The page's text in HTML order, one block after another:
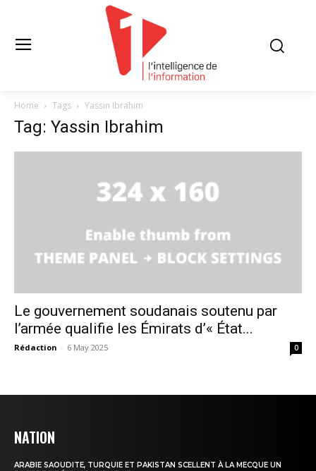
Home Tags Yassin Ibrahim
Tag: Yassin Ibrahim
Le gouvernement soudanais soutenu par
l’armée qualifie les Émirats d’« État...
Rédaction - 6 May 2025 0
NATION
ARABIE SAOUDITE, TURQUIE ET PAKISTAN SCELLENT À LA MECQUE UN